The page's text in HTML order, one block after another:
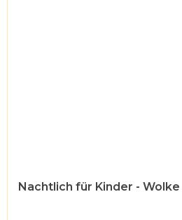
Nachtlich für Kinder - Wolke